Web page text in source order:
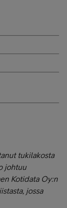
tukilakosta
johtuu
Kotidata Oy:n
jossa